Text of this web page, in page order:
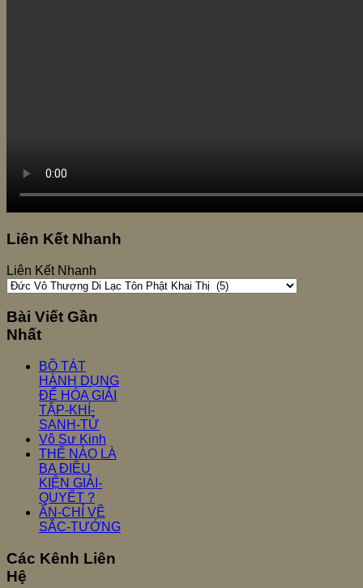
Liên Kết Nhanh
Liên Kết Nhanh
Bài Viết Gần
Nhất
BỒ TÁT
HÀNH DỤNG
ĐỂ HÓA GIẢI
TẬP-KHÍ-
SANH-TỬ
Vô Sư Kinh
THẾ NÀO LÀ
BA ĐIỀU
KIỆN GIẢI-
QUYẾT ?
ẤN-CHỈ VỀ
SẮC-TƯỚNG
Các Kênh Liên
Hệ